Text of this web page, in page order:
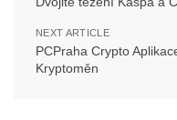
NEXT ARTICLE
PCPraha Crypto
Kryptoměn